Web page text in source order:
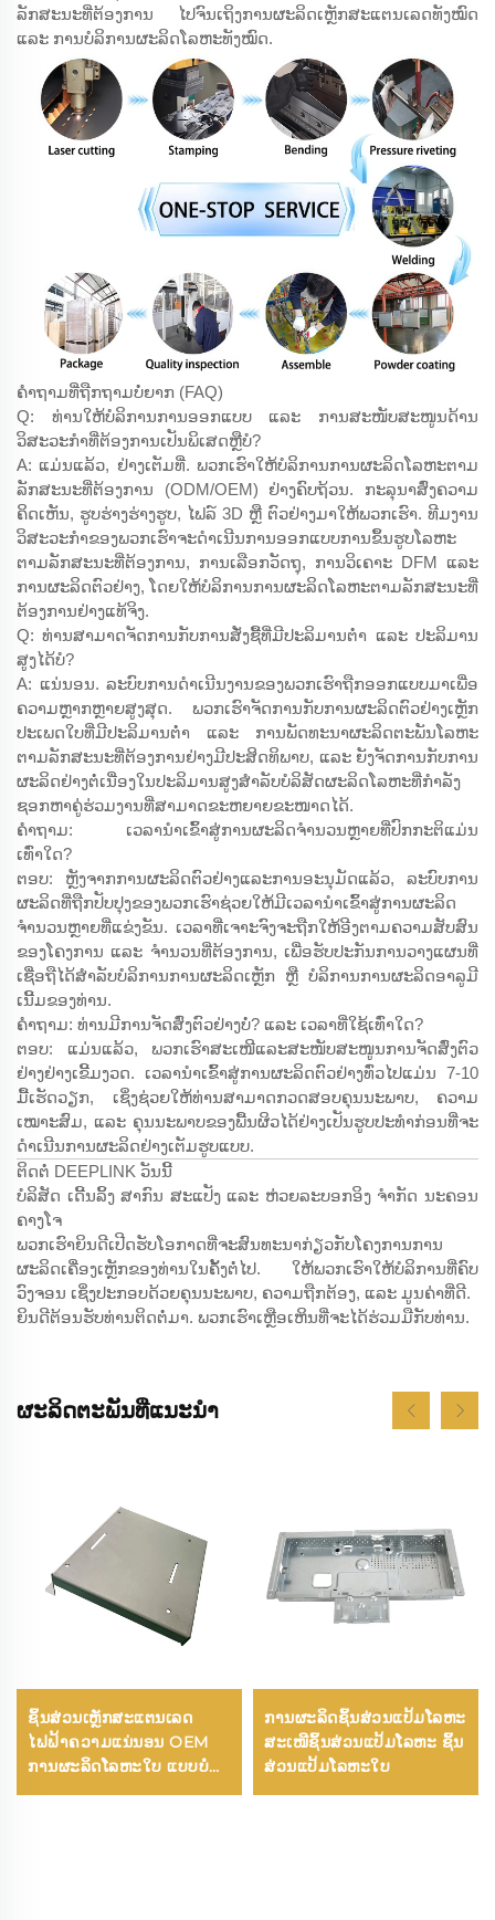
ລັກສະນະທີ່ຕ້ອງການ ໄປຈົນເຖິງການຜະລິດເຫຼັກສະແຕນເລດທັງໝົດ
ແລະ ການບໍລິການຜະລິດໂລຫະທັງໝົດ.
ຄຳຖາມທີ່ຖືກຖາມບໍ່ຍາກ (FAQ)
Q: ທ່ານໃຫ້ບໍລິການການອອກແບບ ແລະ ການສະໜັບສະໜູນດ້ານ
ວິສະວະກຳທີ່ຕ້ອງການເປັນພິເສດຫຼືບໍ?
A: ແມ່ນແລ້ວ, ຢ່າງເຕັມທີ່. ພວກເຮົາໃຫ້ບໍລິການການຜະລິດໂລຫະຕາມ
ລັກສະນະທີ່ຕ້ອງການ (ODM/OEM) ຢ່າງຄົບຖ້ວນ. ກະລຸນາສົ່ງຄວາມ
ຄິດເຫັນ, ຮູບຮ່າງຮ່າງຮູບ, ໄຟລ໌ 3D ຫຼື ຕົວຢ່າງມາໃຫ້ພວກເຮົາ. ທີມງານ
ວິສະວະກຳຂອງພວກເຮົາຈະດຳເນີນການອອກແບບການຂຶ້ນຮູບໂລຫະ
ຕາມລັກສະນະທີ່ຕ້ອງການ, ການເລືອກວັດຖຸ, ການວິເຄາະ DFM ແລະ
ການຜະລິດຕົວຢ່າງ, ໂດຍໃຫ້ບໍລິການການຜະລິດໂລຫະຕາມລັກສະນະທີ່
ຕ້ອງການຢ່າງແທ້ຈິງ.
Q: ທ່ານສາມາດຈັດການກັບການສັ່ງຊື້ທີ່ມີປະລິມານຕ່ຳ ແລະ ປະລິມານ
ສູງໄດ້ບໍ?
A: ແນ່ນອນ. ລະບົບການດຳເນີນງານຂອງພວກເຮົາຖືກອອກແບບມາເພື່ອ
ຄວາມຫຼາກຫຼາຍສູງສຸດ. ພວກເຮົາຈັດການກັບການຜະລິດຕົວຢ່າງເຫຼັກ
ປະເພດໃບທີ່ມີປະລິມານຕ່ຳ ແລະ ການພັດທະນາຜະລິດຕະພັນໂລຫະ
ຕາມລັກສະນະທີ່ຕ້ອງການຢ່າງມີປະສິດທິພາບ, ແລະ ຍັງຈັດການກັບການ
ຜະລິດຢ່າງຕໍ່ເນື່ອງໃນປະລິມານສູງສຳລັບບໍລິສັດຜະລິດໂລຫະທີ່ກຳລັງ
ຊອກຫາຄູ່ຮ່ວມງານທີ່ສາມາດຂະຫຍາຍຂະໜາດໄດ້.
ຄຳຖາມ: ເວລານຳເຂົ້າສູ່ການຜະລິດຈຳນວນຫຼາຍທີ່ປົກກະຕິແມ່ນ
ເທົ່າໃດ?
ຕອບ: ຫຼັງຈາກການຜະລິດຕົວຢ່າງແລະການອະນຸມັດແລ້ວ, ລະບົບການ
ຜະລິດທີ່ຖືກປັບປຸງຂອງພວກເຮົາຊ່ວຍໃຫ້ມີເວລານຳເຂົ້າສູ່ການຜະລິດ
ຈຳນວນຫຼາຍທີ່ແຂ່ງຂັນ. ເວລາທີ່ເຈາະຈົງຈະຖືກໃຫ້ອີງຕາມຄວາມສັບສົນ
ຂອງໂຄງການ ແລະ ຈຳນວນທີ່ຕ້ອງການ, ເພື່ອຮັບປະກັນການວາງແຜນທີ່
ເຊື່ອຖືໄດ້ສຳລັບບໍລິການການຜະລິດເຫຼັກ ຫຼື ບໍລິການການຜະລິດອາລູມີ
ເນີ້ມຂອງທ່ານ.
ຄຳຖາມ: ທ່ານມີການຈັດສົ່ງຕົວຢ່າງບໍ່? ແລະ ເວລາທີ່ໃຊ້ເທົ່າໃດ?
ຕອບ: ແມ່ນແລ້ວ, ພວກເຮົາສະເໜີແລະສະໜັບສະໜູນການຈັດສົ່ງຕົວ
ຢ່າງຢ່າງເຂີ້ມງວດ. ເວລານຳເຂົ້າສູ່ການຜະລິດຕົວຢ່າງທົ່ວໄປແມ່ນ 7-10
ມື້ເຮັດວຽກ, ເຊິ່ງຊ່ວຍໃຫ້ທ່ານສາມາດກວດສອບຄຸນນະພາບ, ຄວາມ
ເໝາະສົມ, ແລະ ຄຸນນະພາບຂອງພື້ນຜິວໄດ້ຢ່າງເປັນຮູບປະທຳກ່ອນທີ່ຈະ
ດຳເນີນການຜະລິດຢ່າງເຕັມຮູບແບບ.
ຕິດຕໍ່ DEEPLINK ວັນນີ້
ບໍລິສັດ ເດີ້ນລິ້ງ ສາກົນ ສະແປັງ ແລະ ຫ່ວຍລະບອກອິງ ຈຳກັດ ນະຄອນ
ຄາງໂຈ
ພວກເຮົາຍິນດີເປີດຮັບໂອກາດທີ່ຈະສົນທະນາກ່ຽວກັບໂຄງການການ
ຜະລິດເຄື່ອງເຫຼັກຂອງທ່ານໃນຄັ້ງຕໍ່ໄປ. ໃຫ້ພວກເຮົາໃຫ້ບໍລິການທີ່ຄົບ
ວົງຈອນ ເຊິ່ງປະກອບດ້ວຍຄຸນນະພາບ, ຄວາມຖືກຕ້ອງ, ແລະ ມູນຄ່າທີ່ດີ.
ຍິນດີຕ້ອນຮັບທ່ານຕິດຕໍ່ມາ. ພວກເຮົາເຫຼືອເຫິນທີ່ຈະໄດ້ຮ່ວມມືກັບທ່ານ.
ຜະລິດຕະພັນທີ່ແນະນຳ
ຊິ້ນສ່ວນເຫຼັກສະແຕນເລດ
ໄຟຟ້າຄວາມແນ່ນອນ OEM
ການຜະລິດໂລຫະໃບ ແບບບໍ່
ມາດຕະຖານ ການດັດ ການ
ການຜະລິດຊິ້ນສ່ວນແປ້ມໂລຫະ
ສະເໜີຊິ້ນສ່ວນແປ້ມໂລຫະ ຊິ້ນ
ສ່ວນແປ້ມໂລຫະໃບ